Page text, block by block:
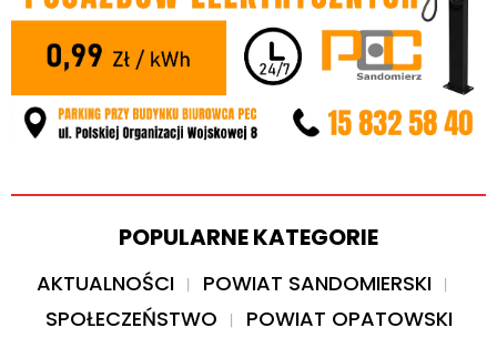
POPULARNE KATEGORIE
AKTUALNOŚCI
POWIAT SANDOMIERSKI
SPOŁECZEŃSTWO
POWIAT OPATOWSKI